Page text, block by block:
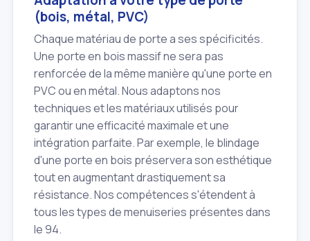
(bois, métal, PVC)
Chaque matériau de porte a ses spécificités.
Une porte en bois massif ne sera pas
renforcée de la même manière qu'une porte en
PVC ou en métal. Nous adaptons nos
techniques et les matériaux utilisés pour
garantir une efficacité maximale et une
intégration parfaite. Par exemple, le blindage
d'une porte en bois préservera son esthétique
tout en augmentant drastiquement sa
résistance. Nos compétences s'étendent à
tous les types de menuiseries présentes dans
le 94.